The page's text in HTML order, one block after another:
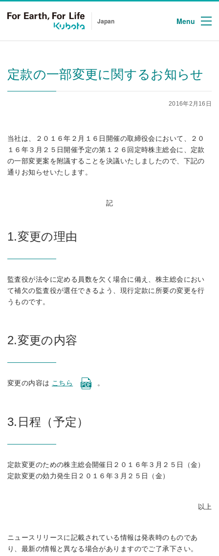
Japan Menu
定款の一部変更に関するお知らせ
2016年2月16日
当社は、２０１６年２月１６日開催の取締役会において、２０
１６年３月２５日開催予定の第１２６回定時株主総会に、定款
の一部変更案を附議することを決議いたしましたので、下記の
通りお知らせいたします。
記
1.変更の理由
監査役が法令に定める員数を欠く場合に備え、株主総会におい
て補欠の監査役が選任できるよう、現行定款に所要の変更を行
うものです。
2.変更の内容
変更の内容は こちら 。
3.日程（予定）
定款変更のための株主総会開催日２０１６年３月２５日（金）
定款変更の効力発生日２０１６年３月２５日（金）
以上
ニュースリリースに記載されている情報は発表時のものであ
り、最新の情報と異なる場合がありますのでご了承下さい。